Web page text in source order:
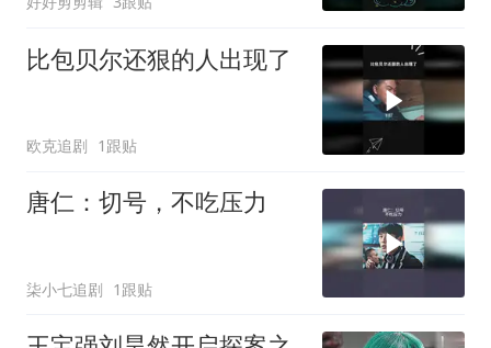
比包贝尔还狠的人出现了
欧克追剧 1跟贴
唐仁：切号，不吃压力
柒小七追剧 1跟贴